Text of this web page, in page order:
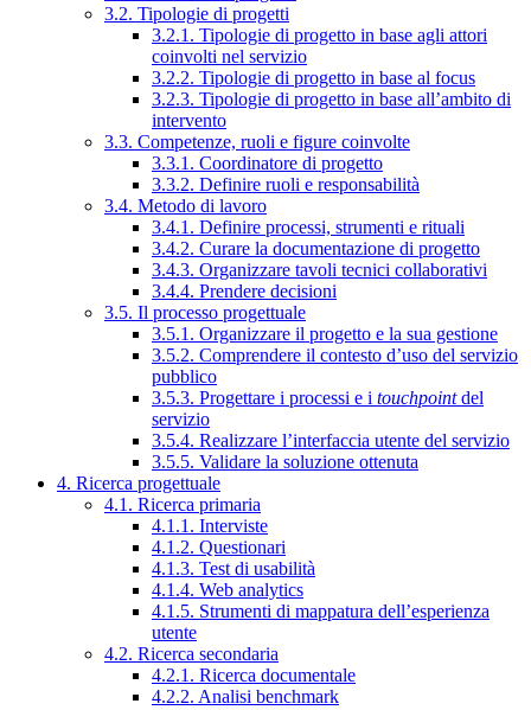
3.2. Tipologie di progetti
3.2.1. Tipologie di progetto in base agli attori
coinvolti nel servizio
3.2.2. Tipologie di progetto in base al focus
3.2.3. Tipologie di progetto in base all’ambito di
intervento
3.3. Competenze, ruoli e figure coinvolte
3.3.1. Coordinatore di progetto
3.3.2. Definire ruoli e responsabilità
3.4. Metodo di lavoro
3.4.1. Definire processi, strumenti e rituali
3.4.2. Curare la documentazione di progetto
3.4.3. Organizzare tavoli tecnici collaborativi
3.4.4. Prendere decisioni
3.5. Il processo progettuale
3.5.1. Organizzare il progetto e la sua gestione
3.5.2. Comprendere il contesto d’uso del servizio
pubblico
3.5.3. Progettare i processi e i touchpointdel
servizio
3.5.4. Realizzare l’interfaccia utente del servizio
3.5.5. Validare la soluzione ottenuta
4. Ricerca progettuale
4.1. Ricerca primaria
4.1.1. Interviste
4.1.2. Questionari
4.1.3. Test di usabilità
4.1.4. Web analytics
4.1.5. Strumenti di mappatura dell’esperienza
utente
4.2. Ricerca secondaria
4.2.1. Ricerca documentale
4.2.2. Analisi benchmark